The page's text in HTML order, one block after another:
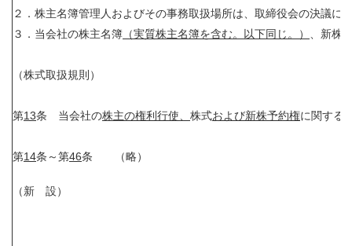
２．株主名簿管理人およびその事務取扱場所は、取締役会の決議に
３．当会社の株主名簿 （実質株主名簿を含む。以下同じ。） 新株
（株式取扱規則）
第13条 当会社の株主の権利行使、 株式および新株予約権に関する
第14条～第46条 （略）
（新 設）